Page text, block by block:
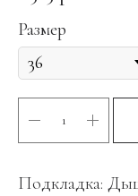
Размер
Подкладка: